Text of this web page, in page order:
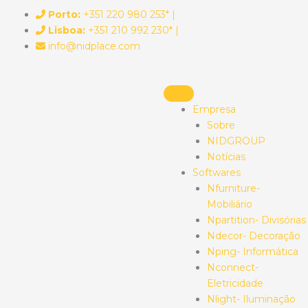
content
Porto: +351 220 980 253* |
Lisboa: +351 210 992 230* |
info@nidplace.com
Empresa
Sobre
NIDGROUP
Notícias
Softwares
Nfurniture-
Mobiliário
Npartition- Divisórias
Ndecor- Decoração
Nping- Informática
Nconnect-
Eletricidade
Nlight- Iluminação